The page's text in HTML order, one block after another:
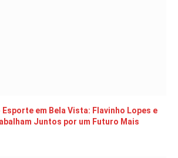
em Bela Vista: Flavinho Lopes e
Juntos por um Futuro Mais